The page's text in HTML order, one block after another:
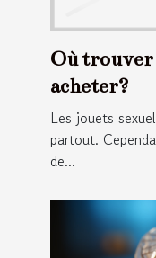
Où trouver
acheter?
Les jouets
partout.
de...